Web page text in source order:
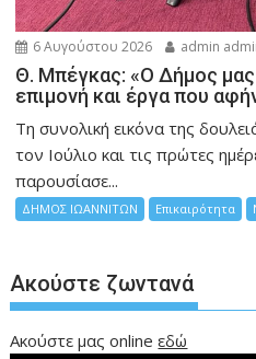
6 Αυγούστου 2026 admin
Θ. Μπέγκας: «Ο Δήμος μας
επιμονή και έργα που
Τη συνολική εικόνα της
τον Ιούλιο και τις πρώτες
παρουσίασε...
ΔΗΜΟΣ ΙΩΑΝΝΙΤΩΝ Επικαιρότητα
Ακούστε ζωντανά
Ακούστε μας onlineεδώ